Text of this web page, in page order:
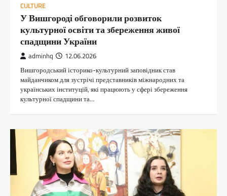
CULTURE
У Вишгороді обговорили розвиток
культурної освіти та збереження живої
спадщини України
adminhq 12.06.2026
Вишгородський історико-культурний заповідник став
майданчиком для зустрічі представників міжнародних та
українських інституцій, які працюють у сфері збереження
культурної спадщини та…